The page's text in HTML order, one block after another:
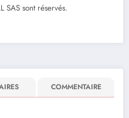
SAS sont réservés.
COMMENTAIRE